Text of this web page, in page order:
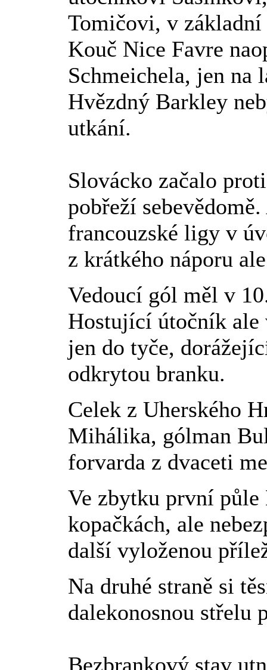
Tomičovi, v základní
Kouč Nice Favre
Schmeichela, jen na
Hvězdný Barkley
utkání.
Slovácko začalo
pobřeží
francouzské ligy v
z krátkého náporu
Vedoucí gól měl v
Hostující útočník
jen do tyče,
odkrytou branku.
Celek z Uherského
Mihálika, gólman
forvarda z dvaceti
Ve zbytku první
kopačkách, ale
další vyloženou
Na druhé straně si
dalekonosnou střelu
Bezbrankový stav